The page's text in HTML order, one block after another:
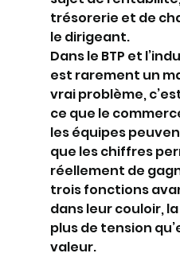
trésorerie et de
le dirigeant.
Dans le BTP et
est rarement un
vrai problème,
ce que le
les équipes
que les chiffres
réellement de
trois fonctions
dans leur couloir,
plus de tension
valeur.